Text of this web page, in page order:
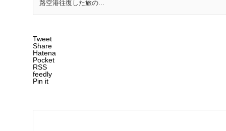
路空港往復した旅の...
Tweet
Share
Hatena
Pocket
RSS
feedly
Pin it